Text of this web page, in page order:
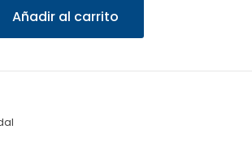
Añadir al carrito